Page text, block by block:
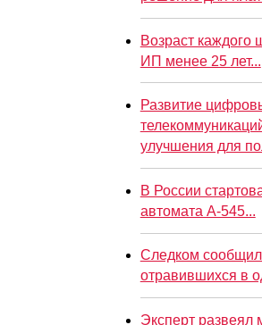
Возраст каждого
ИП менее 25 лет...
Развитие
улучшения для
В России
автомата А-545...
Следком сообщил
отравившихся в
Эксперт развеял